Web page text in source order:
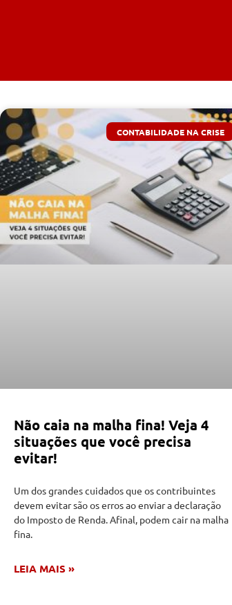
CONTABILIDADE NA CRISE
Não caia na malha fina! Veja 4
situações que você precisa
evitar!
Um dos grandes cuidados que os contribuintes
devem evitar são os erros ao enviar a declaração
do Imposto de Renda. Afinal, podem cair na malha
fina.
LEIA MAIS »